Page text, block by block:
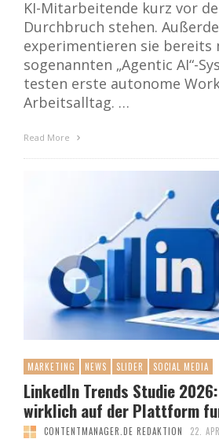
KI-Mitarbeitende kurz vor
Durchbruch stehen.
experimentieren sie bereits
sogenannten „Agentic AI“-
testen erste autonome
Arbeitsalltag. …
Read More
MARKETING NEWS SLIDER SOCIAL MEDIA
LinkedIn Trends Studie
wirklich auf der Plattform
CONTENTMANAGER.DE REDAKTION 22.